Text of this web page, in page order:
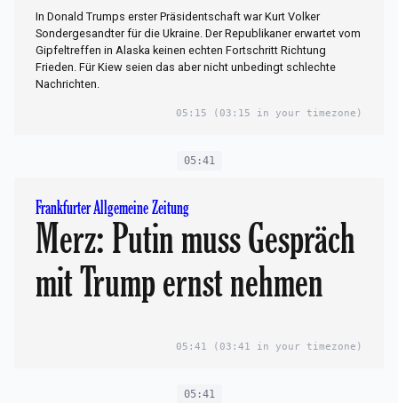
In Donald Trumps erster Präsidentschaft war Kurt Volker
Sondergesandter für die Ukraine. Der Republikaner erwartet vom
Gipfeltreffen in Alaska keinen echten Fortschritt Richtung
Frieden. Für Kiew seien das aber nicht unbedingt schlechte
Nachrichten.
05:15 (03:15 in your timezone)
05:41
Frankfurter Allgemeine Zeitung
Merz: Putin muss Gespräch
mit Trump ernst nehmen
05:41 (03:41 in your timezone)
05:41